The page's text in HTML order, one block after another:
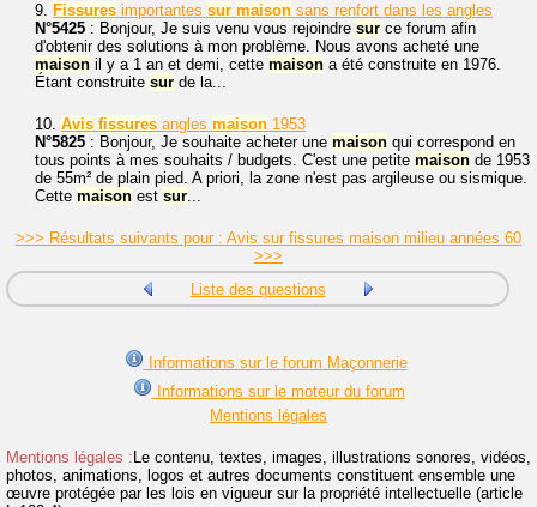
9. Fissures importantes sur maison sans renfort dans les angles
N°5425 : Bonjour, Je suis venu vous rejoindre sur ce forum afin
d'obtenir des solutions à mon problème. Nous avons acheté une
maison il y a 1 an et demi, cette maison a été construite en 1976.
Étant construite sur de la...
10. Avis fissures angles maison 1953
N°5825 : Bonjour, Je souhaite acheter une maison qui correspond en
tous points à mes souhaits / budgets. C'est une petite maison de 1953
de 55m² de plain pied. A priori, la zone n'est pas argileuse ou sismique.
Cette maison est sur...
>>> Résultats suivants pour : Avis sur fissures maison milieu années 60
>>>
Liste des questions
Informations sur le forum Maçonnerie
Informations sur le moteur du forum
Mentions légales
Mentions légales : Le contenu, textes, images, illustrations sonores, vidéos,
photos, animations, logos et autres documents constituent ensemble une
œuvre protégée par les lois en vigueur sur la propriété intellectuelle (article